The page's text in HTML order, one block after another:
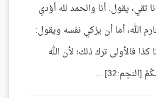
تقي، يقول: أنا والحمد لله أؤدي
الله، أما أن يزكي نفسه ويقول:
فالأولى ترك ذلك؛ لأن الله
...